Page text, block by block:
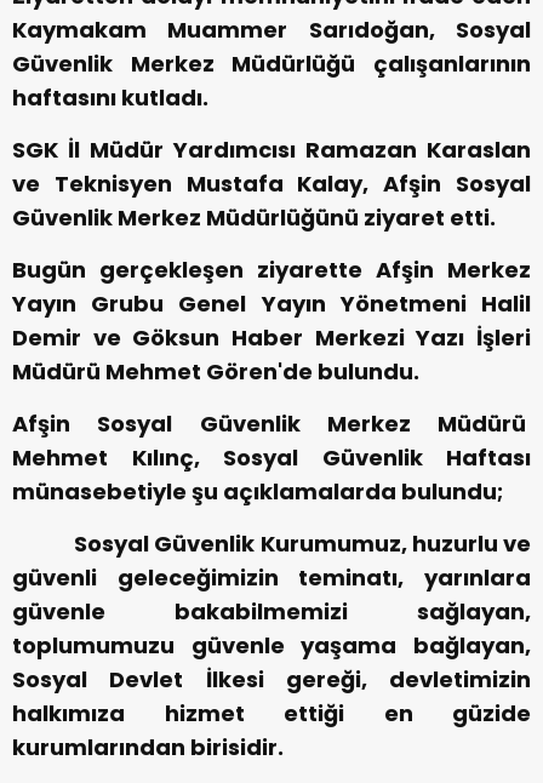
Kaymakam Muammer Sarıdoğan, Sosyal
Güvenlik Merkez Müdürlüğü çalışanlarının
haftasını kutladı.
SGK İl Müdür Yardımcısı Ramazan Karaslan
ve Teknisyen Mustafa Kalay, Afşin Sosyal
Güvenlik Merkez Müdürlüğünü ziyaret etti.
Bugün gerçekleşen ziyarette Afşin Merkez
Yayın Grubu Genel Yayın Yönetmeni Halil
Demir ve Göksun Haber Merkezi Yazı İşleri
Müdürü Mehmet Gören'de bulundu.
Afşin Sosyal Güvenlik Merkez Müdürü
Mehmet Kılınç, Sosyal Güvenlik Haftası
münasebetiyle şu açıklamalarda bulundu;
Sosyal Güvenlik Kurumumuz, huzurlu ve
güvenli geleceğimizin teminatı, yarınlara
güvenle bakabilmemizi sağlayan,
toplumumuzu güvenle yaşama bağlayan,
Sosyal Devlet İlkesi gereği, devletimizin
halkımıza hizmet ettiği en güzide
kurumlarından birisidir.